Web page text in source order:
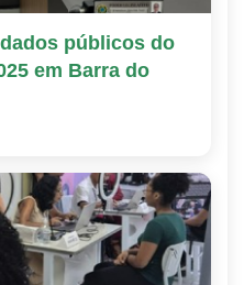
públicos do
em Barra do